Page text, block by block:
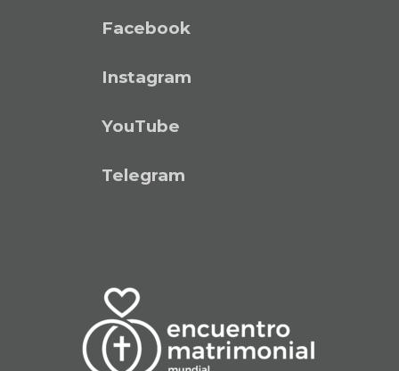
Facebook
Instagram
YouTube
Telegram